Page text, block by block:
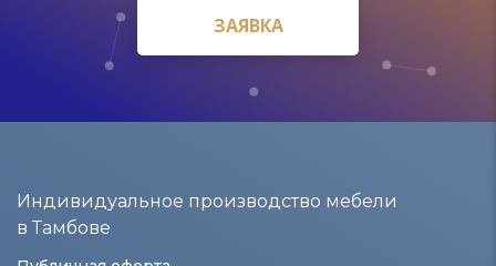
ЗАЯВКА
ЗАЯВКА
Индивидуальное производство мебели
в Тамбове